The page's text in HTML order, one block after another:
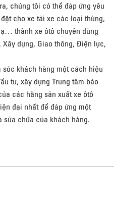
chúng tôi có thể đáp ứng yêu
cho xe tải xe các loại thùng,
thành xe ôtô chuyên dùng
dựng, Giao thông, Điện lực,
khách hàng một cách hiệu
tư, xây dựng Trung tâm bảo
các hãng sản xuất xe ôtô
đại nhất để đáp ứng một
sửa chữa của khách hàng.